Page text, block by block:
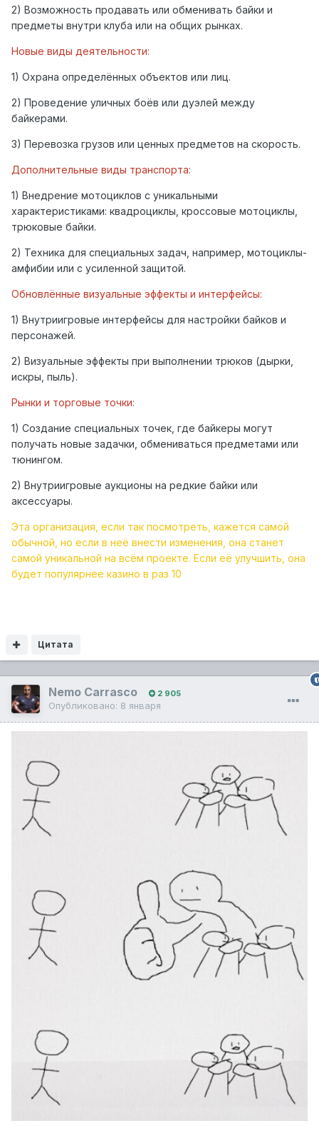
2) Возможность продавать или обменивать байки и
предметы внутри клуба или на общих рынках.
Новые виды деятельности:
1) Охрана определённых объектов или лиц.
2) Проведение уличных боёв или дуэлей между
байкерами.
3) Перевозка грузов или ценных предметов на скорость.
Дополнительные виды транспорта:
1) Внедрение мотоциклов с уникальными
характеристиками: квадроциклы, кроссовые мотоциклы,
трюковые байки.
2) Техника для специальных задач, например, мотоциклы-
амфибии или с усиленной защитой.
Обновлённые визуальные эффекты и интерфейсы:
1) Внутриигровые интерфейсы для настройки байков и
персонажей.
2) Визуальные эффекты при выполнении трюков (дырки,
искры, пыль).
Рынки и торговые точки:
1) Создание специальных точек, где байкеры могут
получать новые задачки, обмениваться предметами или
тюнингом.
2) Внутриигровые аукционы на редкие байки или
аксессуары.
Эта организация, если так посмотреть, кажется самой
обычной, но если в неё внести изменения, она станет
самой уникальной на всём проекте. Если её улучшить, она
будет популярнее казино в раз 10
Цитата
Nemo Carrasco 2 905
Опубликовано: 8 января